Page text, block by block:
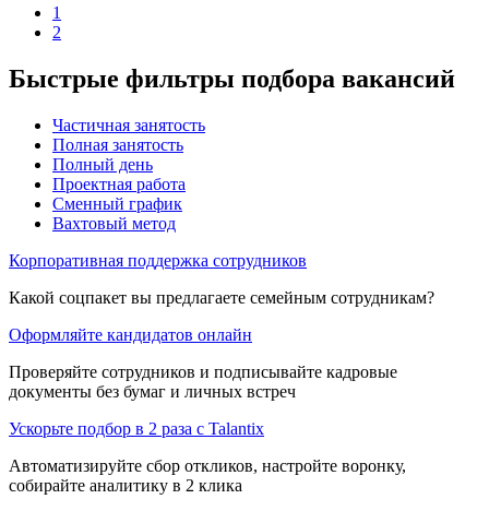
1
2
Быстрые фильтры подбора вакансий
Частичная занятость
Полная занятость
Полный день
Проектная работа
Сменный график
Вахтовый метод
Корпоративная поддержка сотрудников
Какой соцпакет вы предлагаете семейным сотрудникам?
Оформляйте кандидатов онлайн
Проверяйте сотрудников и подписывайте кадровые
документы без бумаг и личных встреч
Ускорьте подбор в 2 раза с Talantix
Автоматизируйте сбор откликов, настройте воронку,
собирайте аналитику в 2 клика